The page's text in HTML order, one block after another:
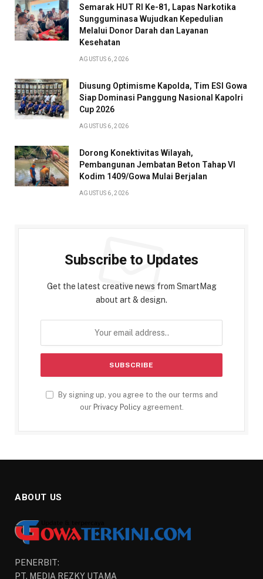
Semarak HUT RI Ke-81, Lapas Narkotika
Sungguminasa Wujudkan Kepedulian
Melalui Donor Darah dan Layanan
Kesehatan
AGUSTUS 6, 2026
Diusung Optimisme Kapolda, Tim ESI Gowa
Siap Dominasi Panggung Nasional Kapolri
Cup 2026
AGUSTUS 6, 2026
Dorong Konektivitas Wilayah,
Pembangunan Jembatan Beton Tahap VI
Kodim 1409/Gowa Mulai Berjalan
AGUSTUS 6, 2026
Subscribe to Updates
Get the latest creative news from SmartMag
about art & design.
By signing up, you agree to the our terms and
our Privacy Policyagreement.
ABOUT US
PENERBIT:
PT. MEDIA REZKY UTAMA